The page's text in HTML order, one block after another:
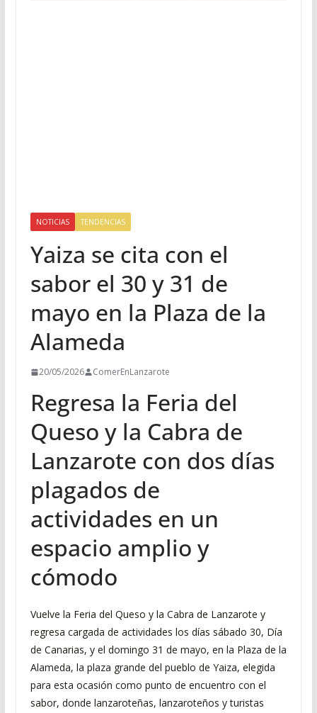
NOTICIAS TENDENCIAS
Yaiza se cita con el
sabor el 30 y 31 de
mayo en la Plaza de la
Alameda
20/05/2026 ComerEnLanzarote
Regresa la Feria del
Queso y la Cabra de
Lanzarote con dos días
plagados de
actividades en un
espacio amplio y
cómodo
Vuelve la Feria del Queso y la Cabra de Lanzarote y
regresa cargada de actividades los días sábado 30, Día
de Canarias, y el domingo 31 de mayo, en la Plaza de la
Alameda, la plaza grande del pueblo de Yaiza, elegida
para esta ocasión como punto de encuentro con el
sabor, donde lanzaroteñas, lanzaroteños y turistas